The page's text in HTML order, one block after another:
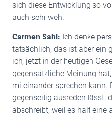
sich diese Entwicklung so
auch sehr weh.
Carmen Sahl: Ich denke
tatsächlich, das ist aber ein
ich, jetzt in der heutigen
gegensätzliche Meinung
miteinander sprechen kann.
gegenseitig ausreden lässt,
abschreibt, weil es halt eine